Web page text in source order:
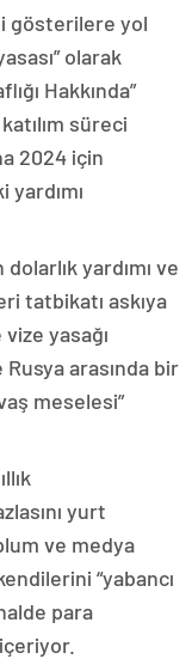
gösterilere yol
olarak
Hakkında”
süreci
2024 için
yardımı ve
tatbikatı askıya
yasağı
arasında bir
meselesi”
yurt
ve medya
“yabancı
para